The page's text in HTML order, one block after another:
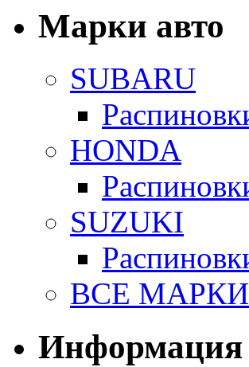
Марки авто
SUBARU
HONDA
SUZUKI
ВСЕ МАРКИ
Информация